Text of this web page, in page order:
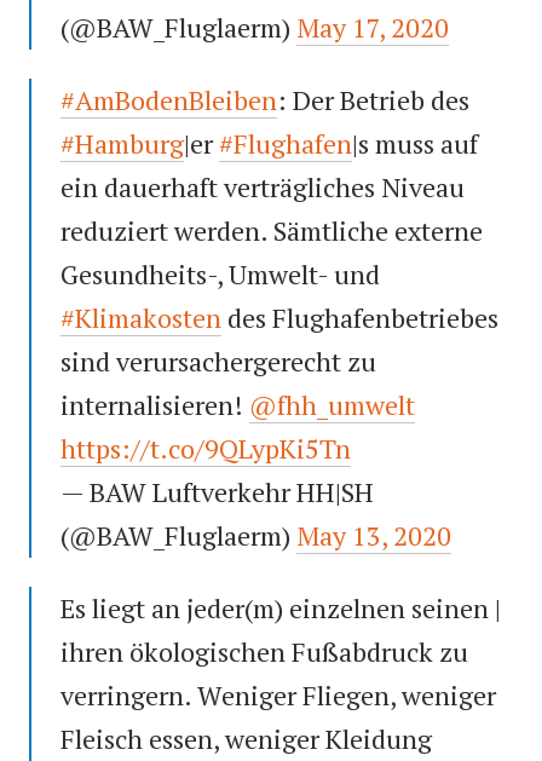
(@BAW_Fluglaerm) May 17, 2020
#AmBodenBleiben: Der Betrieb des
#Hamburg|er#Flughafen|s muss auf
ein dauerhaft verträgliches Niveau
reduziert werden. Sämtliche externe
Gesundheits-, Umwelt- und
#Klimakosten des Flughafenbetriebes
sind verursachergerecht zu
internalisieren! @fhh_umwelt
https://t.co/9QLypKi5Tn
— BAW Luftverkehr HH|SH
(@BAW_Fluglaerm) May 13, 2020
Es liegt an jeder(m) einzelnen seinen |
ihren ökologischen Fußabdruck zu
verringern. Weniger Fliegen, weniger
Fleisch essen, weniger Kleidung